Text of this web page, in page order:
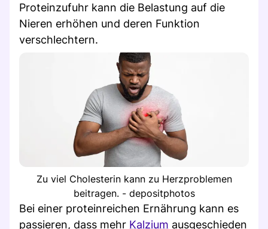
Proteinzufuhr kann die Belastung auf die
Nieren erhöhen und deren Funktion
verschlechtern.
Zu viel Cholesterin kann zu Herzproblemen
beitragen. - depositphotos
Bei einer proteinreichen Ernährung kann es
passieren, dass mehr Kalzium ausgeschieden